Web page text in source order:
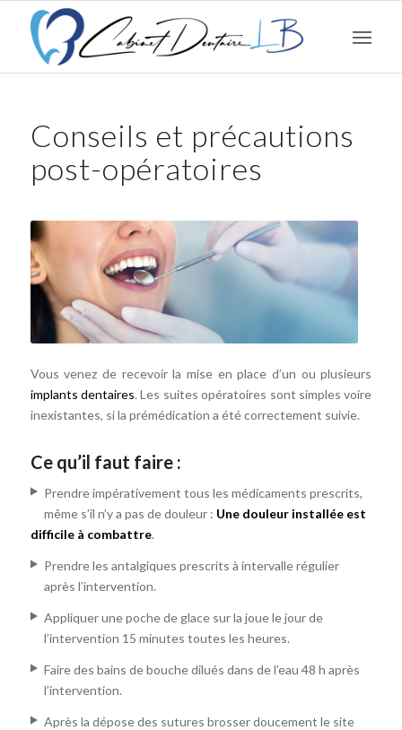
Conseils et précautions
post-opératoires
Vous venez de recevoir la mise en place d’un ou plusieurs
implants dentaires. Les suites opératoires sont simples voire
inexistantes, si la prémédication a été correctement suivie.
Ce qu’il faut faire :
Prendre impérativement tous les médicaments prescrits,
même s’il n’y a pas de douleur : Une douleur installée est
difficile à combattre.
Prendre les antalgiques prescrits à intervalle régulier
après l’intervention.
Appliquer une poche de glace sur la joue le jour de
l’intervention 15 minutes toutes les heures.
Faire des bains de bouche dilués dans de l’eau 48 h après
l’intervention.
Après la dépose des sutures brosser doucement le site